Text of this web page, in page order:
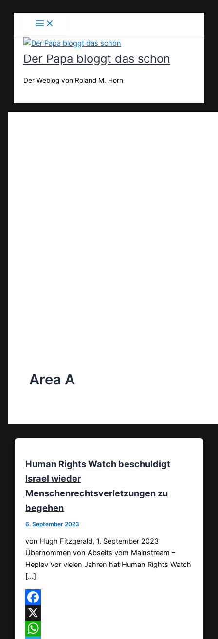
Der Papa bloggt das schon
Der Weblog von Roland M. Horn
Area A
Human Rights Watch beschuldigt
Israel wieder
Menschenrechtsverletzungen zu
begehen
6. September 2023
von Hugh Fitzgerald, 1. September 2023
Übernommen von Abseits vom Mainstream –
Heplev Vor vielen Jahren hat Human Rights Watch
[…]
Facebook
X